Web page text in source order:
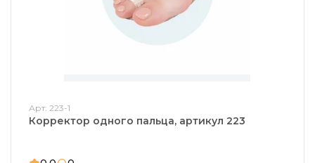
Арт: 223-1
Корректор одного пальца, артикул 223